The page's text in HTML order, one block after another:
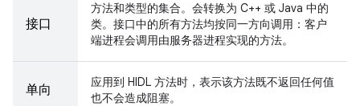
接口
方法和类型的集合。会转换为 C++ 或 Java 中的
类。接口中的所有方法均按同一方向调用：客户
端进程会调用由服务器进程实现的方法。
单向
应用到 HIDL 方法时，表示该方法既不返回任何值
也不会造成阻塞。